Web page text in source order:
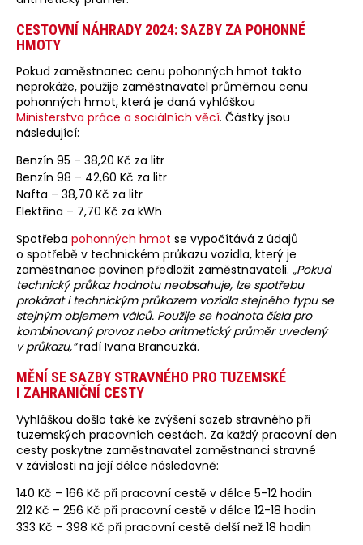
CESTOVNÍ NÁHRADY 2024: SAZBY ZA POHONNÉ
HMOTY
Pokud zaměstnanec cenu pohonných hmot takto
neprokáže, použije zaměstnavatel průměrnou cenu
pohonných hmot, která je daná vyhláškou
Ministerstva práce a sociálních věcí. Částky jsou
následující:
Benzín 95 – 38,20 Kč za litr
Benzín 98 – 42,60 Kč za litr
Nafta – 38,70 Kč za litr
Elektřina – 7,70 Kč za kWh
Spotřeba pohonných hmot se vypočítává z údajů
o spotřebě v technickém průkazu vozidla, který je
zaměstnanec povinen předložit zaměstnavateli. „Pokud
technický průkaz hodnotu neobsahuje, lze spotřebu
prokázat i technickým průkazem vozidla stejného typu se
stejným objemem válců. Použije se hodnota čísla pro
kombinovaný provoz nebo aritmetický průměr uvedený
v průkazu,“radí Ivana Brancuzká.
MĚNÍ SE SAZBY STRAVNÉHO PRO TUZEMSKÉ
I ZAHRANIČNÍ CESTY
Vyhláškou došlo také ke zvýšení sazeb stravného při
tuzemských pracovních cestách. Za každý pracovní den
cesty poskytne zaměstnavatel zaměstnanci stravné
v závislosti na její délce následovně:
140 Kč – 166 Kč při pracovní cestě v délce 5-12 hodin
212 Kč – 256 Kč při pracovní cestě v délce 12-18 hodin
333 Kč – 398 Kč při pracovní cestě delší než 18 hodin